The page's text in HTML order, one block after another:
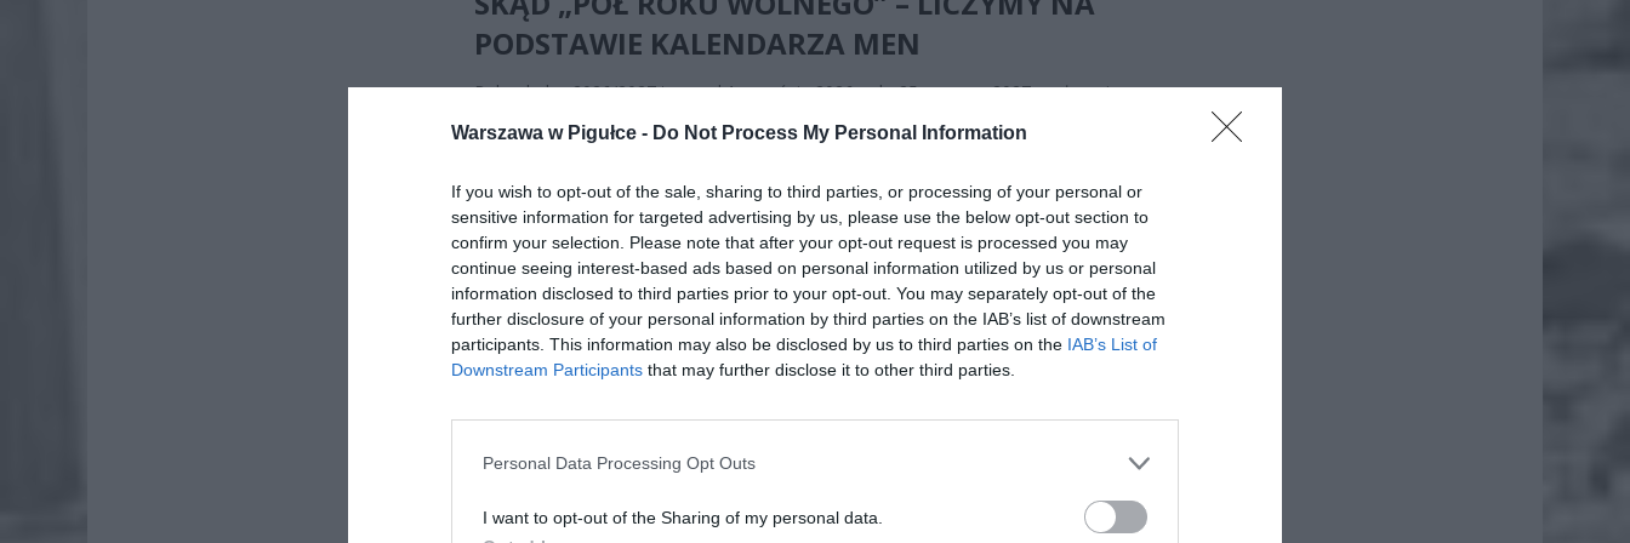
Warszawa w Pigułce - Do Not Process My Personal Information
If you wish to opt-out of the sale, sharing to third parties, or processing of your personal or
sensitive information for targeted advertising by us, please use the below opt-out section to
confirm your selection. Please note that after your opt-out request is processed you may
continue seeing interest-based ads based on personal information utilized by us or personal
information disclosed to third parties prior to your opt-out. You may separately opt-out of the
further disclosure of your personal information by third parties on the IAB’s list of downstream
participants. This information may also be disclosed by us to third parties on the IAB’s List of
Downstream Participants that may further disclose it to other third parties.
Personal Data Processing Opt Outs
I want to opt-out of the Sharing of my personal data.
PODSTAWIE KALENDARZA MEN
Rok szkolny 2026/2027 trwa od 1 września 2026 r. do 25 czerwca 2027 r. – łącznie
298 dni kalendarzowych. Z oficjalnego kalendarza MEN wynikają następujące
przerwy:
ad